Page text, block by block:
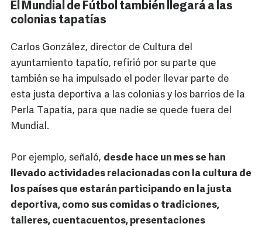
El Mundial de Fútbol también llegará a las
colonias tapatías
Carlos González, director de Cultura del
ayuntamiento tapatío, refirió por su parte que
también se ha impulsado el poder llevar parte de
esta justa deportiva a las colonias y los barrios de la
Perla Tapatía, para que nadie se quede fuera del
Mundial.
Por ejemplo, señaló, desde hace un mes se han
llevado actividades relacionadas con la cultura de
los países que estarán participando en la justa
deportiva, como sus comidas o tradiciones,
talleres, cuentacuentos, presentaciones